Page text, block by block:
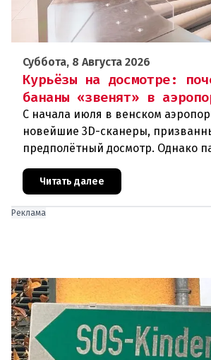
Суббота, 8 Августа 2026
Курьёзы на досмотре:
бананы «звенят» в
С начала июля в венском
новейшие 3D-сканеры,
предполётный досмотр. Однако
отправляют на дополнительную
Читать далее
Реклама